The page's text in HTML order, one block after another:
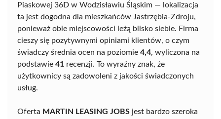
Piaskowej 36D w Wodzisławiu Śląskim — lokalizacja
ta jest dogodna dla mieszkańców Jastrzębia-Zdroju,
ponieważ obie miejscowości leżą blisko siebie. Firma
cieszy się pozytywnymi opiniami klientów, o czym
świadczy średnia ocen na poziomie 4,4, wyliczona na
podstawie 41 recenzji. To wyraźny znak, że
użytkownicy są zadowoleni z jakości świadczonych
usług.
Oferta MARTIN LEASING JOBS jest bardzo szeroka